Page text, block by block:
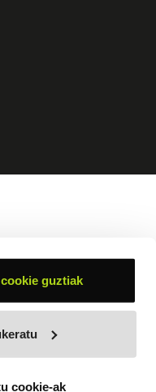
guztiak
cookie-ak